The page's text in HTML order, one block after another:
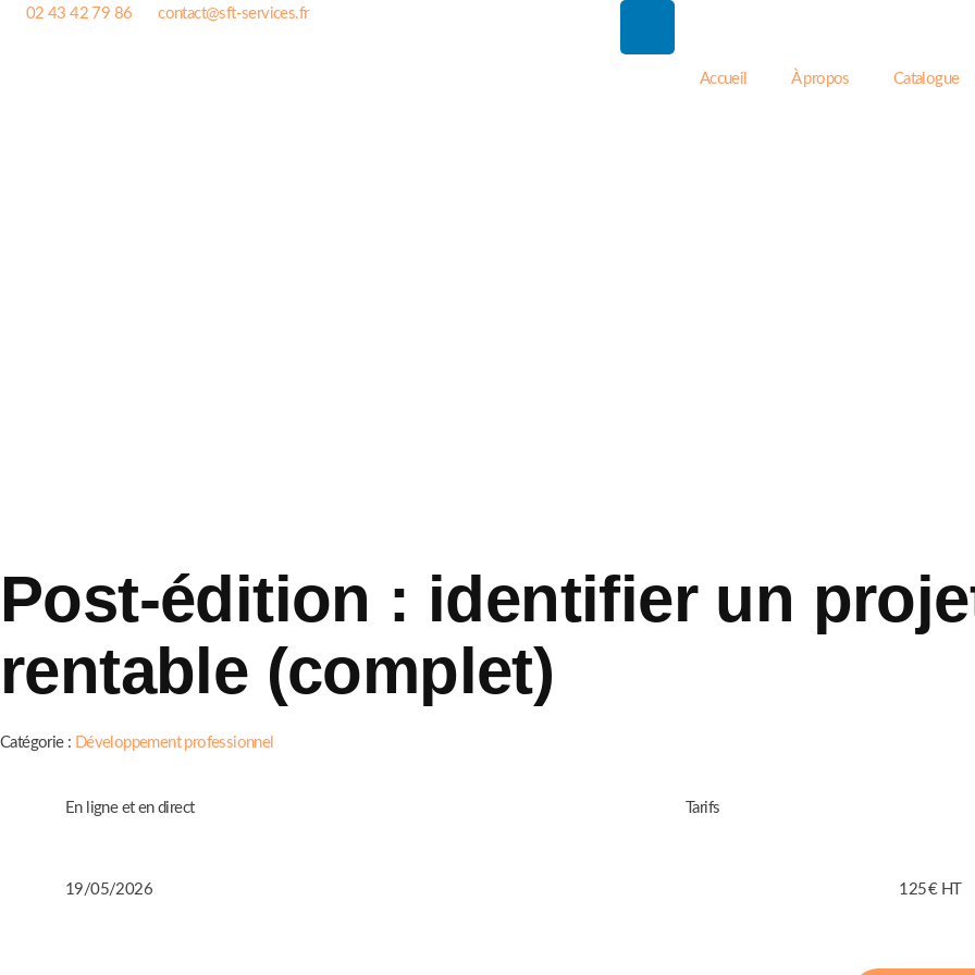
02 43 42 79 86 contact@sft-services.fr
Accueil À propos Catalogue
Post-édition : identifier un
rentable (complet)
Catégorie : Développement professionnel
En ligne et en direct
19/05/2026
Tarifs
125 € HT